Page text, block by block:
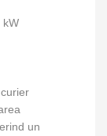
kW
un